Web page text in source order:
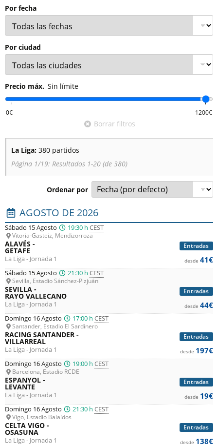
mejores precios para entradas de La Liga en cada momento.
Hazte con tus entradas y preocúpate solo de disfrutar de un
fútbol excepcional.
Por fecha
Por ciudad
Precio máx. Sin límite
Borrar filtros
La Liga: 380 partidos
Página 1/19: Resultados 1-20 (de 380)
Ordenar por
Lista de los próximos partidos : La Liga. Columna 1 :
AGOSTO DE 2026
Sábado 15 Agosto 19:30 hCEST
Vitoria-Gasteiz, Mendizorroza
Entradas
ALAVÉS -
GETAFE
La Liga - Jornada 1 desde 41€
Sábado 15 Agosto 21:30 hCEST
Sevilla, Estadio Sánchez-Pizjuán
Entradas
SEVILLA -
RAYO VALLECANO
La Liga - Jornada 1 desde 44€
Domingo 16 Agosto 17:00 hCEST
Santander, Estadio El Sardinero
Entradas
RACING SANTANDER -
VILLARREAL
La Liga - Jornada 1 desde 197€
Domingo 16 Agosto 19:00 hCEST
Barcelona, Estadio RCDE
Entradas
ESPANYOL -
LEVANTE
La Liga - Jornada 1 desde 19€
Domingo 16 Agosto 21:30 hCEST
Vigo, Estadio Balaídos
Entradas
CELTA VIGO -
OSASUNA
La Liga - Jornada 1 desde 138€